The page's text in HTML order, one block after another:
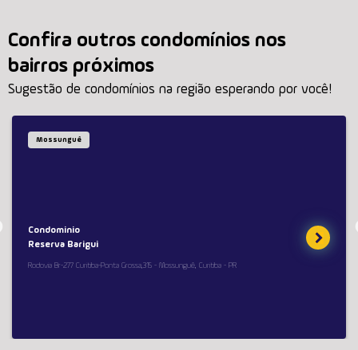
SABER MAIS
Confira outros condomínios nos
bairros próximos
Sugestão de condomínios na região esperando por você!
Mossunguê
Condominio
Reserva Barigui
Rodovia Br-277 Curitiba-Ponta Grossa,315 - Mossunguê, Curitiba - PR